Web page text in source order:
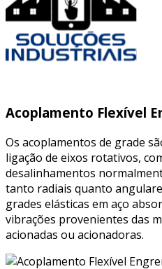
Acoplamento Flexível
Os acoplamentos de grade
ligação de eixos rotativos,
desalinhamentos
tanto radiais quanto
grades elásticas em aço
vibrações provenientes das
acionadas ou acionadoras.